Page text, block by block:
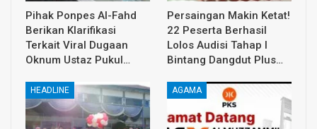
Pihak Ponpes Al-Fahd
Berikan Klarifikasi
Terkait Viral Dugaan
Oknum Ustaz Pukul…
Persaingan Makin Ketat!
22 Peserta Berhasil
Lolos Audisi Tahap I
Bintang Dangdut Plus…
HEADLINE AGAMA